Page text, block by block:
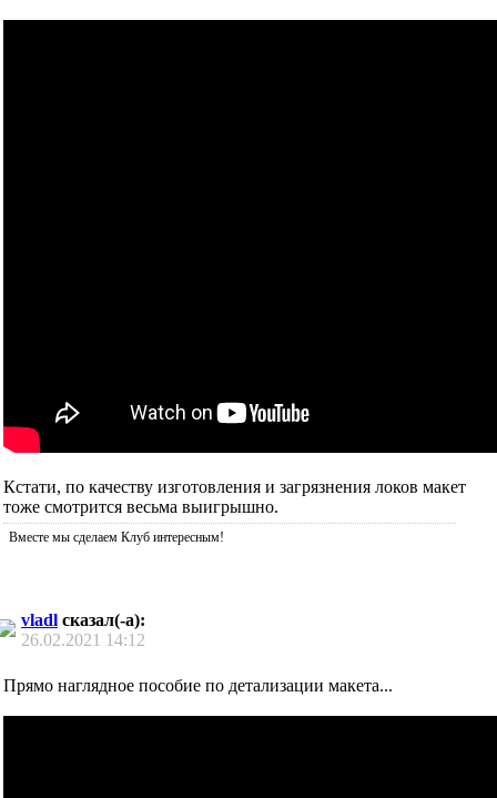
Кстати, по качеству изготовления и загрязнения локов макет
тоже смотрится весьма выигрышно.
Вместе мы сделаем Клуб интересным!
vladl сказал(-а):
26.02.2021 14:12
Прямо наглядное пособие по детализации макета...